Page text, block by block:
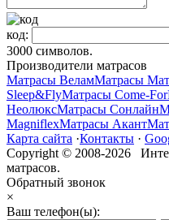
код:
3000 символов.
Производители матрасов
Матрасы ВеламМатрасы
Sleep&FlyМатрасы Come-For
НеолюксМатрасы Сонлайн
MagniflexМатрасы Акант
Карта сайта ·Контакты ·
Copyright © 2008-2026
матрасов.
Обратный звонок
×
Ваш телефон(ы):